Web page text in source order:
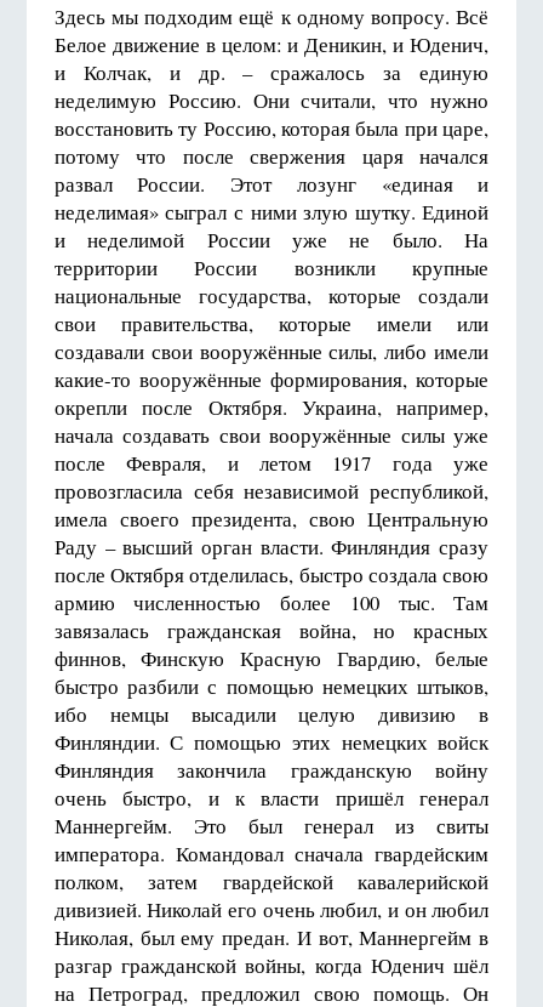
Здесь мы подходим ещё к одному вопросу. Всё
Белое движение в целом: и Деникин, и Юденич,
и Колчак, и др. – сражалось за единую
неделимую Россию. Они считали, что нужно
восстановить ту Россию, которая была при царе,
потому что после свержения царя начался
развал России. Этот лозунг «единая и
неделимая» сыграл с ними злую шутку. Единой
и неделимой России уже не было. На
территории России возникли крупные
национальные государства, которые создали
свои правительства, которые имели или
создавали свои вооружённые силы, либо имели
какие-то вооружённые формирования, которые
окрепли после Октября. Украина, например,
начала создавать свои вооружённые силы уже
после Февраля, и летом 1917 года уже
провозгласила себя независимой республикой,
имела своего президента, свою Центральную
Раду – высший орган власти. Финляндия сразу
после Октября отделилась, быстро создала свою
армию численностью более 100 тыс. Там
завязалась гражданская война, но красных
финнов, Финскую Красную Гвардию, белые
быстро разбили с помощью немецких штыков,
ибо немцы высадили целую дивизию в
Финляндии. С помощью этих немецких войск
Финляндия закончила гражданскую войну
очень быстро, и к власти пришёл генерал
Маннергейм. Это был генерал из свиты
императора. Командовал сначала гвардейским
полком, затем гвардейской кавалерийской
дивизией. Николай его очень любил, и он любил
Николая, был ему предан. И вот, Маннергейм в
разгар гражданской войны, когда Юденич шёл
на Петроград, предложил свою помощь. Он